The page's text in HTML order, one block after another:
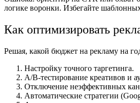
логике воронки. Избегайте
Как оптимизировать
Решая, какой бюджет на рекламу на
Настройку точного таргетинга.
A/B-тестирование креативов и
Отключение неэффективных
Автоматические стратегии